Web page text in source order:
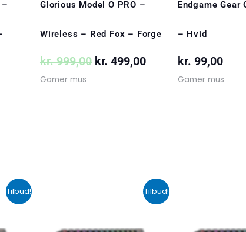
– Glorious Model O PRO –
Wireless – Red Fox – Forge
kr.999,00 kr. 499,00
Gamer mus
Endgame Gear
– Hvid
kr. 99,00
Gamer mus
Tilbud!
Den
aktuelle
Tilbud!
oprindelige
Den
aktuelle